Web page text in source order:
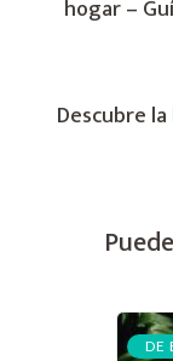
entradas
hogar –
Descubre
DE